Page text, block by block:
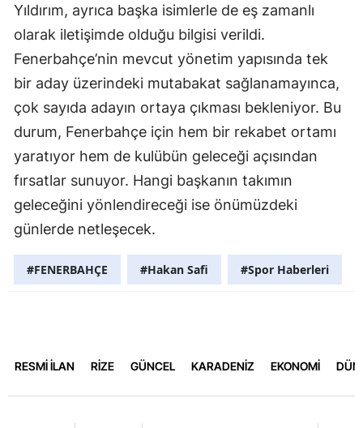
Yıldırım, ayrıca başka isimlerle de eş zamanlı
olarak iletişimde olduğu bilgisi verildi.
Fenerbahçe’nin mevcut yönetim yapısında tek
bir aday üzerindeki mutabakat sağlanamayınca,
çok sayıda adayın ortaya çıkması bekleniyor. Bu
durum, Fenerbahçe için hem bir rekabet ortamı
yaratıyor hem de kulübün geleceği açısından
fırsatlar sunuyor. Hangi başkanın takımın
geleceğini yönlendireceği ise önümüzdeki
günlerde netleşecek.
#FENERBAHÇE #Hakan Safi #Spor Haberleri
RESMİ İLAN RİZE GÜNCEL KARADENİZ EKONOMİ